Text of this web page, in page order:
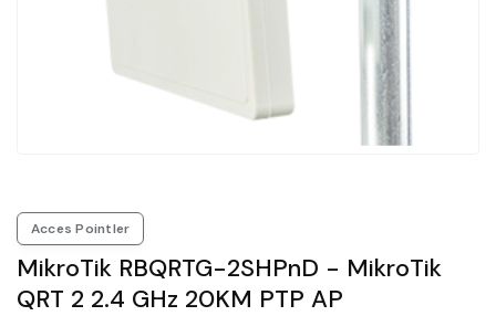
Acces Pointler
MikroTik RBQRTG-2SHPnD - MikroTik
QRT 2 2.4 GHz 20KM PTP AP